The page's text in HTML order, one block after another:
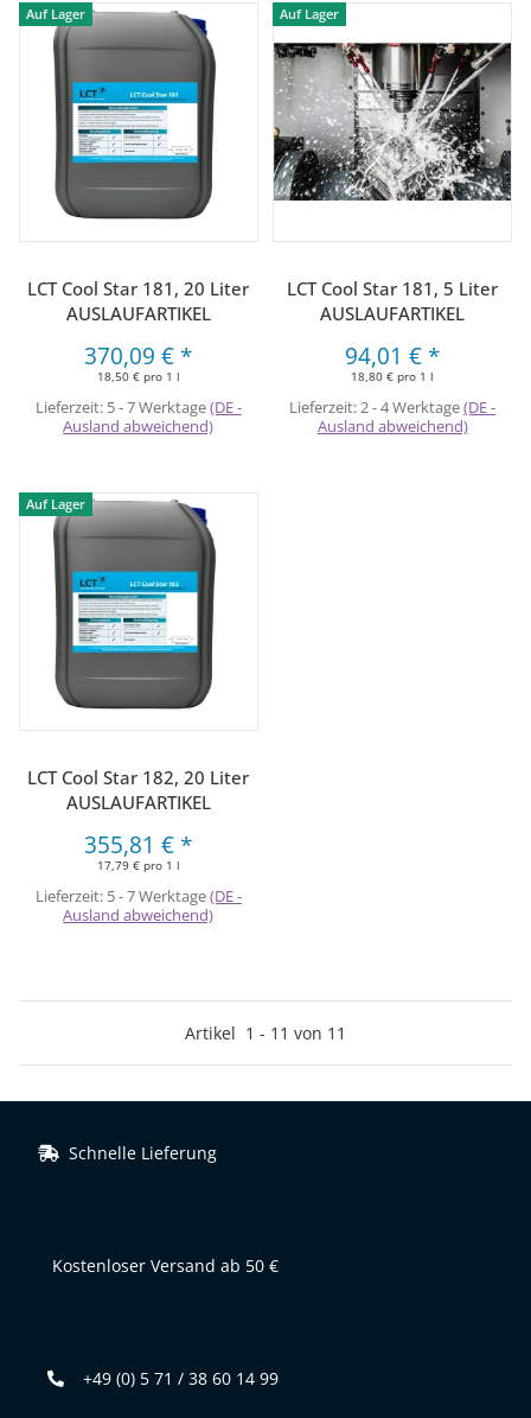
Auf Lager
LCT Cool Star 181, 20 Liter
AUSLAUFARTIKEL
370,09 € *
18,50 € pro 1 l
Lieferzeit: 5 - 7 Werktage(DE -
Ausland abweichend)
Auf Lager
LCT Cool Star 181, 5 Liter
AUSLAUFARTIKEL
94,01 € *
18,80 € pro 1 l
Lieferzeit: 2 - 4 Werktage(DE -
Ausland abweichend)
Auf Lager
LCT Cool Star 182, 20 Liter
AUSLAUFARTIKEL
355,81 € *
17,79 € pro 1 l
Lieferzeit: 5 - 7 Werktage(DE -
Ausland abweichend)
Artikel 1 - 11 von 11
Schnelle Lieferung
Kostenloser Versand ab 50 €
+49 (0) 5 71 / 38 60 14 99